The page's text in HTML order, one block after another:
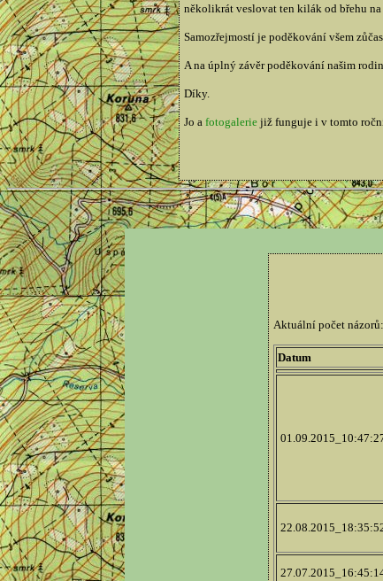
několikrát veslovat ten kilák od břehu na
Samozřejmostí je poděkování všem
A na úplný závěr poděkování našim
Díky.
Jo a fotogaleriejiž funguje i v tomto